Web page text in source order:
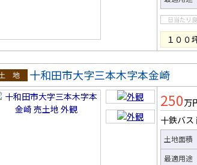
１００
地
十和田市大字三本木字本金崎
250万
十鉄バス
土地面積
最適用途